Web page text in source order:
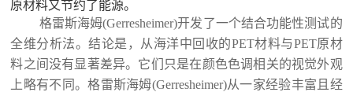
原材料又节约了能源。
格雷斯海姆(Gerresheimer)开发了一个结合功能性测试的
全维分析法。结论是，从海洋中回收的PET材料与PET原材
料之间没有显著差异。它们只是在颜色色调相关的视觉外观
上略有不同。格雷斯海姆(Gerresheimer)从一家经验丰富且经